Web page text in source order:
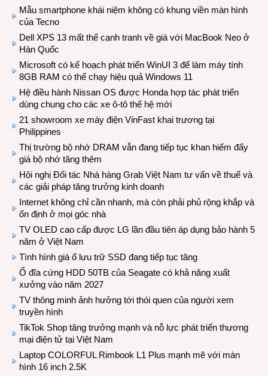
Mẫu smartphone khái niệm không có khung viền màn hình
của Tecno
Dell XPS 13 mất thế cạnh tranh về giá với MacBook Neo ở
Hàn Quốc
Microsoft có kế hoạch phát triển WinUI 3 để làm máy tính
8GB RAM có thể chạy hiệu quả Windows 11
Hệ điều hành Nissan OS được Honda hợp tác phát triển
dùng chung cho các xe ô-tô thế hệ mới
21 showroom xe máy điện VinFast khai trương tại
Philippines
Thị trường bộ nhớ DRAM vẫn đang tiếp tục khan hiếm đẩy
giá bộ nhớ tăng thêm
Hội nghị Đối tác Nhà hàng Grab Việt Nam tư vấn về thuế và
các giải pháp tăng trưởng kinh doanh
Internet không chỉ cần nhanh, mà còn phải phủ rộng khắp và
ổn định ở mọi góc nhà
TV OLED cao cấp được LG lần đầu tiên áp dụng bảo hành 5
năm ở Việt Nam
Tình hình giá ổ lưu trữ SSD đang tiếp tục tăng
Ổ đĩa cứng HDD 50TB của Seagate có khả năng xuất
xưởng vào năm 2027
TV thông minh ảnh hưởng tới thói quen của người xem
truyền hình
TikTok Shop tăng trưởng mạnh và nỗ lực phát triển thương
mại điện tử tại Việt Nam
Laptop COLORFUL Rimbook L1 Plus mạnh mẽ với màn
hình 16 inch 2.5K